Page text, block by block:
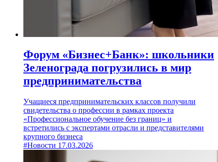
Форум «Бизнес+Банк»: школьники
Зеленограда погрузились в мир
предпринимательства
Учащиеся предпринимательских классов получили
свидетельства о профессии в рамках проекта
«Профессиональное обучение без границ» и
встретились с экспертами отрасли и представителями
крупного бизнеса
#Новости 17.03.2026